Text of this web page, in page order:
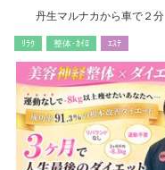
丹生マルナカから車で２分
ﾘﾗｸ 整体･ｶｲﾛ ｴｽﾃ